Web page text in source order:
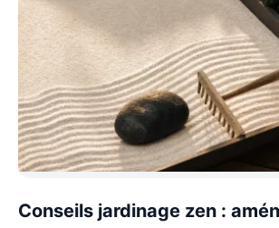
Conseils jardinage zen :